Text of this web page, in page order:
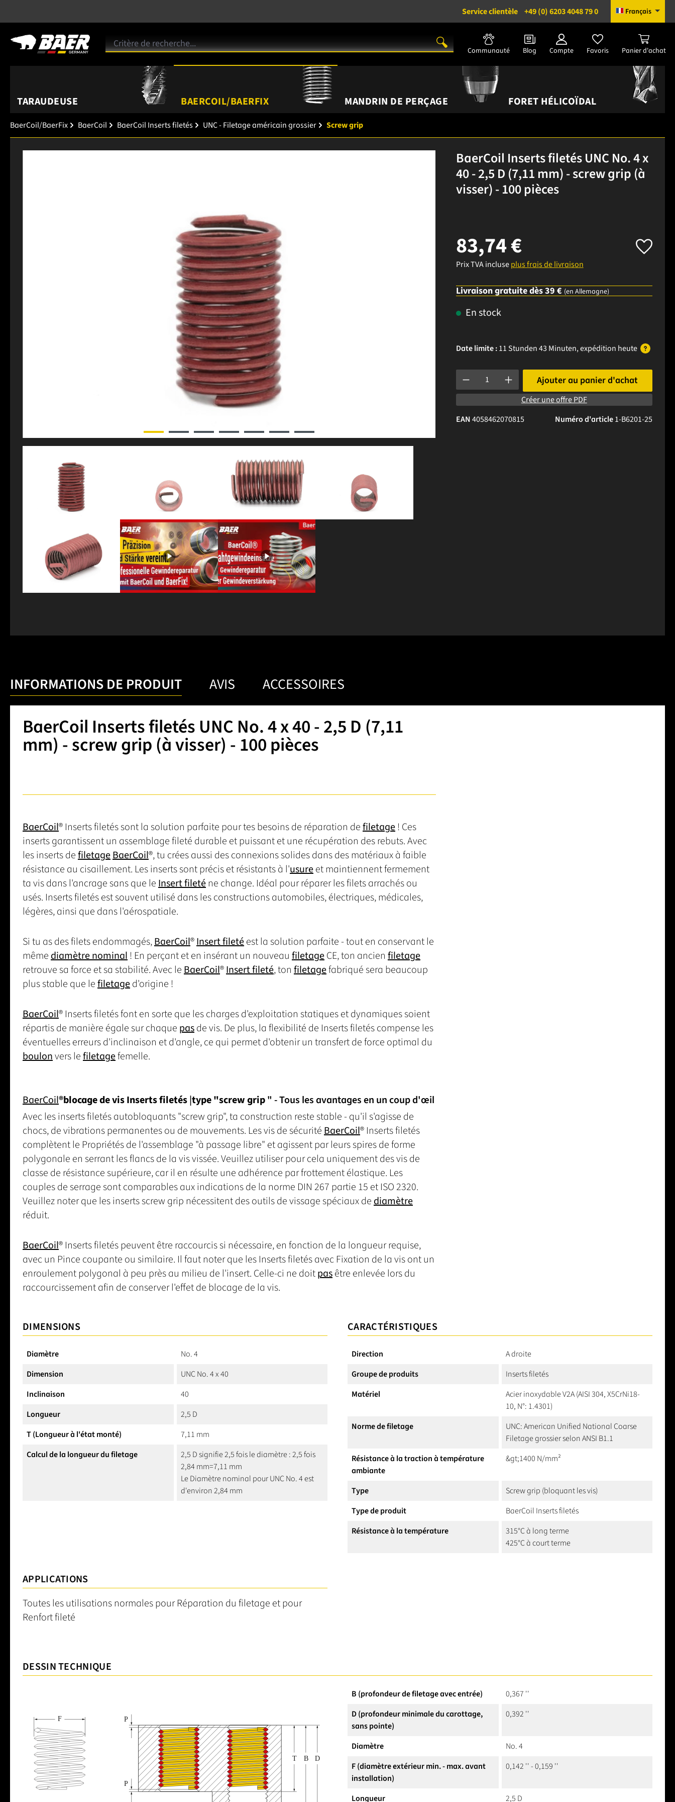
Service clientèle +49 (0) 6203 4048 79 0 Français
Communauté Blog Compte Favoris Panier d'achat
TARAUDEUSE BAERCOIL/BAERFIX MANDRIN DE PERÇAGE FORET HÉLICOÏDAL
BaerCoil/BaerFix BaerCoil BaerCoil Inserts filetés UNC - Filetage américain grossier Screw grip
BaerCoil Inserts filetés UNC No. 4 x
40 - 2,5 D (7,11 mm) - screw grip (à
visser) - 100 pièces
83,74 €
Prix TVA incluseplus frais de livraison
Livraison gratuite dès 39 € (en Allemagne)
En stock
Date limite :11 Stunden 43 Minuten, expédition heute
Quantité de produit : Entrez la quantité souhaitée ou utilisez
Ajouter au panier d'achat
Créer une offre PDF
Numéro d'article1-B6201-25
EAN4058462070815
INFORMATIONS DE PRODUIT AVIS ACCESSOIRES
BaerCoil Inserts filetés UNC No. 4 x 40 - 2,5 D (7,11
mm) - screw grip (à visser) - 100 pièces
BaerCoil® Inserts filetés sont la solution parfaite pour tes besoins de réparation defiletage! Ces
inserts garantissent un assemblage fileté durable et puissant et une récupération des rebuts. Avec
les inserts defiletageBaerCoil®, tu crées aussi des connexions solides dans des matériaux à faible
résistance au cisaillement. Les inserts sont précis et résistants à l'usureet maintiennent fermement
ta vis dans l'ancrage sans que leInsert fileténe change. Idéal pour réparer les filets arrachés ou
usés. Inserts filetés est souvent utilisé dans les constructions automobiles, électriques, médicales,
légères, ainsi que dans l'aérospatiale.
Si tu as des filets endommagés,BaerCoil®Insert filetéest la solution parfaite - tout en conservant le
mêmediamètre nominal! En perçant et en insérant un nouveau filetageCE, ton ancien filetage
retrouve sa force et sa stabilité. Avec leBaerCoil®Insert fileté, ton filetagefabriqué sera beaucoup
plus stable que lefiletaged'origine !
BaerCoil® Inserts filetés font en sorte que les charges d'exploitation statiques et dynamiques soient
répartis de manière égale sur chaque pasde vis. De plus, la flexibilité de Inserts filetés compense les
éventuelles erreurs d'inclinaison et d'angle, ce qui permet d'obtenir un transfert de force optimal du
boulonvers lefiletagefemelle.
BaerCoil®blocage de vis Inserts filetés|type "screw grip" - Tous les avantages en un coup d'œil
Avec les inserts filetés autobloquants "screw grip", ta construction reste stable - qu'il s'agisse de
chocs, de vibrations permanentes ou de mouvements. Les vis de sécuritéBaerCoil® Inserts filetés
complètent le Propriétés de l'assemblage "à passage libre" et agissent par leurs spires de forme
polygonale en serrant les flancs de la vis vissée. Veuillez utiliser pour cela uniquement des vis de
classe de résistance supérieure, car il en résulte une adhérence par frottement élastique. Les
couples de serrage sont comparables aux indications de la norme DIN 267 partie 15 et ISO 2320.
Veuillez noter que les inserts screw grip nécessitent des outils de vissage spéciaux dediamètre
réduit.
BaerCoil® Inserts filetés peuvent être raccourcis si nécessaire, en fonction de la longueur requise,
avec un Pince coupante ou similaire. Il faut noter que les Inserts filetés avec Fixation de la vis ont un
enroulement polygonal à peu près au milieu de l'insert. Celle-ci ne doitpasêtre enlevée lors du
raccourcissement afin de conserver l'effet de blocage de la vis.
DIMENSIONS
Diamètre
No. 4
Dimension
UNC No. 4 x 40
Inclinaison
40
Longueur
2,5 D
T (Longueur à l'état monté)
7,11 mm
Calcul de la longueur du filetage
2,5 D signifie 2,5 fois le diamètre : 2,5 fois
2,84 mm=7,11 mm
Le Diamètre nominal pour UNC No. 4 est
d'environ 2,84 mm
CARACTÉRISTIQUES
Direction
A droite
Groupe de produits
Inserts filetés
Matériel
Acier inoxydable V2A (AISI 304, X5CrNi18-
10, N°: 1.4301)
Norme de filetage
UNC: American Unified National Coarse
Filetage grossier selon ANSI B1.1
Résistance à la traction à température
ambiante
&gt;1400 N/mm²
Type
Screw grip (bloquant les vis)
Type de produit
BaerCoil Inserts filetés
Résistance à la température
315°C à long terme
425°C à court terme
APPLICATIONS
Toutes les utilisations normales pour Réparation du filetage et pour
Renfort fileté
DESSIN TECHNIQUE
B (profondeur de filetage avec entrée)
0,367 ''
D (profondeur minimale du carottage,
sans pointe)
0,392 ''
Diamètre
No. 4
F (diamètre extérieur min. - max. avant
installation)
0,142 '' - 0,159 ''
Longueur 2,5 D